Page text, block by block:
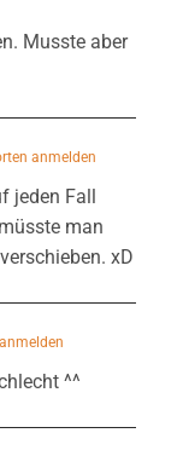
Musste aber
anmelden
jeden Fall
man
xD
^^